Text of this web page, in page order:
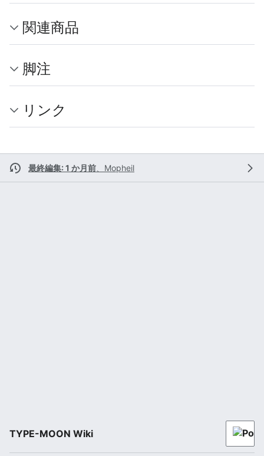
関連商品
脚注
リンク
最終編集: 1 か月前 Mopheil
TYPE-MOON Wiki